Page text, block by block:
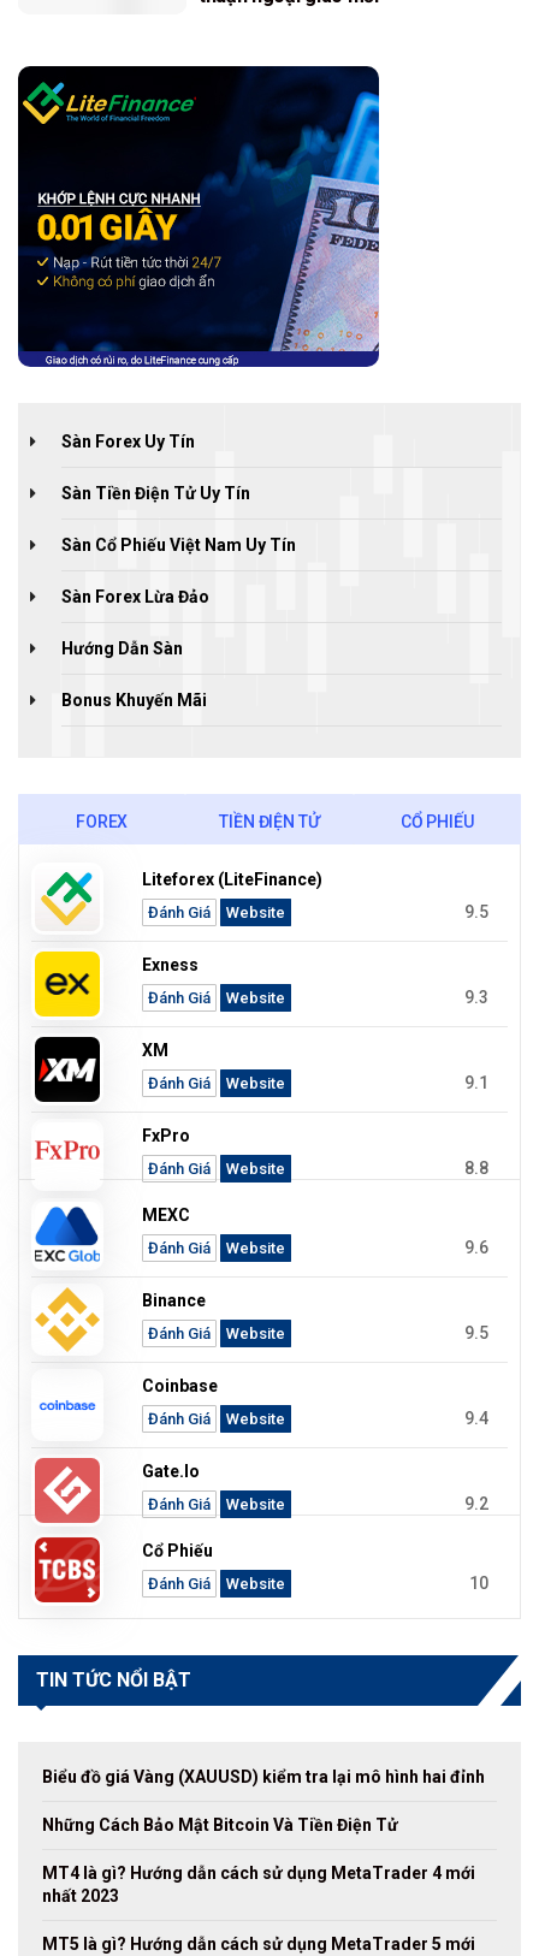
Sàn Forex Uy Tín
Sàn Tiền Điện Tử Uy Tín
Sàn Cổ Phiếu Việt Nam Uy Tín
Sàn Forex Lừa Đảo
Hướng Dẫn Sàn
Bonus Khuyến Mãi
FOREX TIỀN ĐIỆN TỬ CỔ PHIẾU
Liteforex (LiteFinance)
Đánh Giá Website 9.5
Exness
Đánh Giá Website 9.3
XM
Đánh Giá Website 9.1
FxPro
Đánh Giá Website 8.8
MEXC
Đánh Giá Website 9.6
Binance
Đánh Giá Website 9.5
Coinbase
Đánh Giá Website 9.4
Gate.io
Đánh Giá Website 9.2
Cổ Phiếu
Đánh Giá Website 10
TIN TỨC NỔI BẬT
Biểu đồ giá Vàng (XAUUSD) kiểm tra lại mô hình hai đỉnh
Những Cách Bảo Mật Bitcoin Và Tiền Điện Tử
MT4 là gì? Hướng dẫn cách sử dụng MetaTrader 4 mới
nhất 2023
MT5 là gì? Hướng dẫn cách sử dụng MetaTrader 5 mới